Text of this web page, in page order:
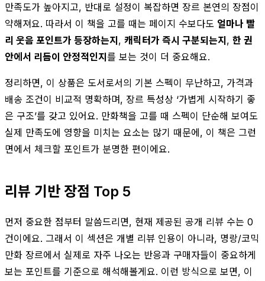
만족도가 높아지고, 반대로 설정이 복잡하면 장르 본연의 장점이
약해져요. 따라서 이 책을 고를 때는 페이지 수보다도 얼마나 빨
리 웃음 포인트가 등장하는지, 캐릭터가 즉시 구분되는지, 한 권
안에서 리듬이 안정적인지를 보는 것이 더 중요해요.
정리하면, 이 상품은 도서로서의 기본 스펙이 무난하고, 가격과
배송 조건이 비교적 명확하며, 장르 특성상 ‘가볍게 시작하기 좋
은 구조’를 갖고 있어요. 만화책을 고를 때 스펙이 단순해 보여도
실제 만족도에 영향을 미치는 요소는 많기 때문에, 이 책은 그런
면에서 체크할 포인트가 분명한 편이에요.
리뷰 기반 장점 Top 5
먼저 중요한 점부터 말씀드리면, 현재 제공된 공개 리뷰 수는 0
건이에요. 그래서 이 섹션은 개별 리뷰 인용이 아니라, 명랑/코믹
만화 장르에서 실제로 자주 나오는 반응과 구매자들이 중요하게
보는 포인트를 기준으로 해석해볼게요. 이런 방식으로 보면, 이